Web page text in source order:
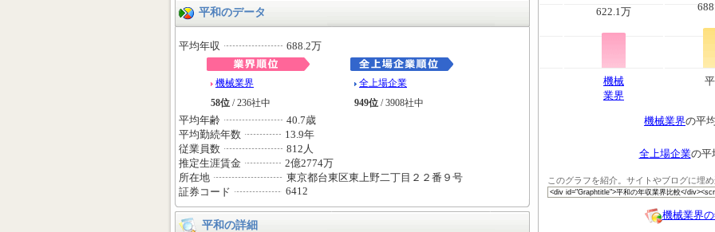
平和のデータ
平均年収 688.2万
機械業界
58位 / 236社中
全上場企業
949位 / 3908社中
平均年齢
40.7歳
平均勤続年数
13.9年
従業員数
812人
推定生涯賃金
2億2774万
所在地
東京都台東区東上野二丁目２２番９号
証券コード
6412
平和の詳細
622.1万
機械
業界
機械業界の平
全上場企業の平
このグラフを紹介。サイトやブログに埋
機械業界